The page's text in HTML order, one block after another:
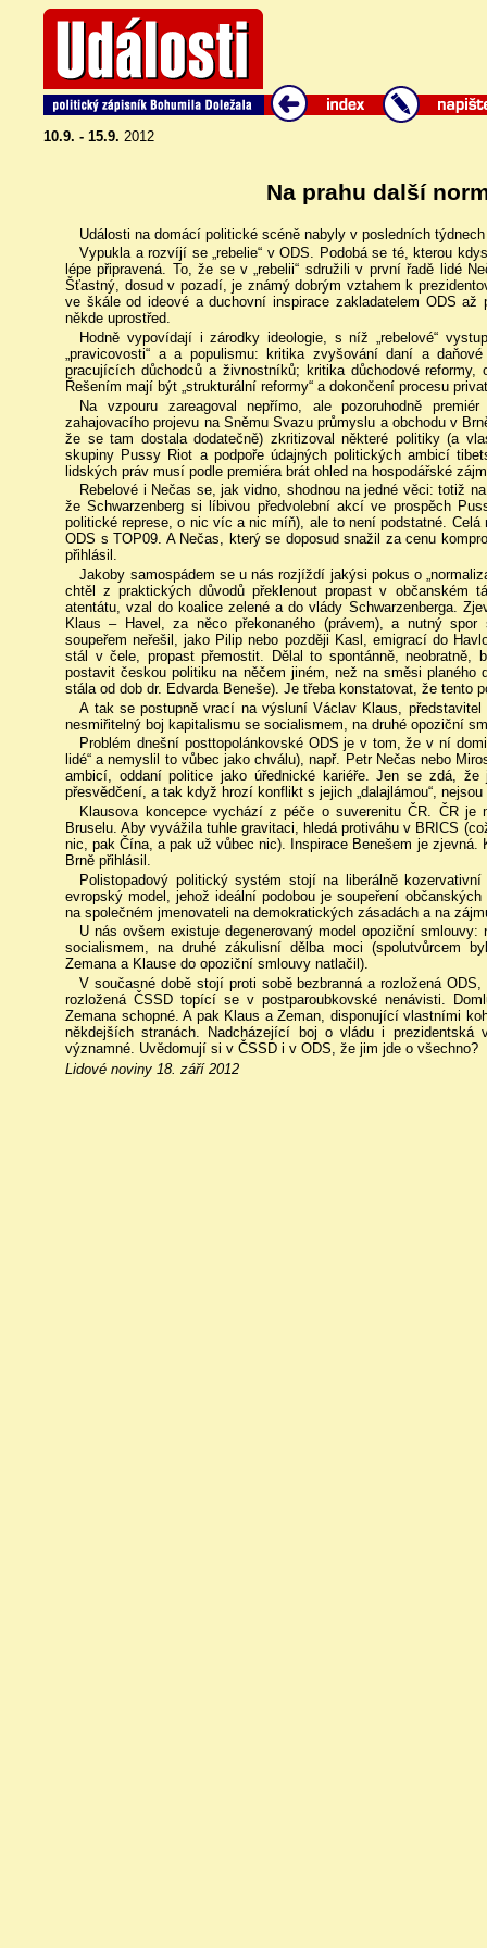
10.9. - 15.9. 2012
Na prahu další
Události na domácí politické scéně nabyly v posledních
Vypukla a rozvíjí se „rebelie“ v ODS. Podobá se té, kterou
lépe připravená. To, že se v „rebelii“ sdružili v první řadě lidé
Šťastný, dosud v pozadí, je známý dobrým vztahem k
ve škále od ideové a duchovní inspirace zakladatelem ODS
někde uprostřed.
Hodně vypovídají i zárodky ideologie, s níž „rebelové“
„pravicovosti“ a a populismu: kritika zvyšování daní a
pracujících důchodců a živnostníků; kritika důchodové
Řešením mají být „strukturální reformy“ a dokončení procesu
Na vzpouru zareagoval nepřímo, ale pozoruhodně
zahajovacího projevu na Sněmu Svazu průmyslu a obchodu v
že se tam dostala dodatečně) zkritizoval některé politiky (a
skupiny Pussy Riot a podpoře údajných politických ambicí
lidských práv musí podle premiéra brát ohled na hospodářské
Rebelové i Nečas se, jak vidno, shodnou na jedné věci: totiž
že Schwarzenberg si líbivou předvolební akcí ve prospěch
politické represe, o nic víc a nic míň), ale to není podstatné.
ODS s TOP09. A Nečas, který se doposud snažil za cenu
přihlásil.
Jakoby samospádem se u nás rozjíždí jakýsi pokus o
chtěl z praktických důvodů překlenout propast v občanském
atentátu, vzal do koalice zelené a do vlády Schwarzenberga.
Klaus – Havel, za něco překonaného (právem), a nutný
soupeřem neřešil, jako Pilip nebo později Kasl, emigrací do
stál v čele, propast přemostit. Dělal to spontánně, neobratně,
postavit českou politiku na něčem jiném, než na směsi
stála od dob dr. Edvarda Beneše). Je třeba konstatovat, že tento
A tak se postupně vrací na výsluní Václav Klaus,
nesmiřitelný boj kapitalismu se socialismem, na druhé opoziční
Problém dnešní posttopolánkovské ODS je v tom, že v ní
lidé“ a nemyslil to vůbec jako chválu), např. Petr Nečas nebo
ambicí, oddaní politice jako úřednické kariéře. Jen se zdá,
přesvědčení, a tak když hrozí konflikt s jejich „dalajlámou“,
Klausova koncepce vychází z péče o suverenitu ČR. ČR
Bruselu. Aby vyvážila tuhle gravitaci, hledá protiváhu v BRICS
nic, pak Čína, a pak už vůbec nic). Inspirace Benešem je
Brně přihlásil.
Polistopadový politický systém stojí na liberálně
evropský model, jehož ideální podobou je soupeření
na společném jmenovateli na demokratických zásadách a na
U nás ovšem existuje degenerovaný model opoziční
socialismem, na druhé zákulisní dělba moci (spolutvůrcem
Zemana a Klause do opoziční smlouvy natlačil).
V současné době stojí proti sobě bezbranná a rozložená
rozložená ČSSD topící se v postparoubkovské nenávisti.
Zemana schopné. A pak Klaus a Zeman, disponující vlastními
někdejších stranách. Nadcházející boj o vládu i prezidentská
významné. Uvědomují si v ČSSD i v ODS, že jim jde o všechno?
Lidové noviny 18. září 2012